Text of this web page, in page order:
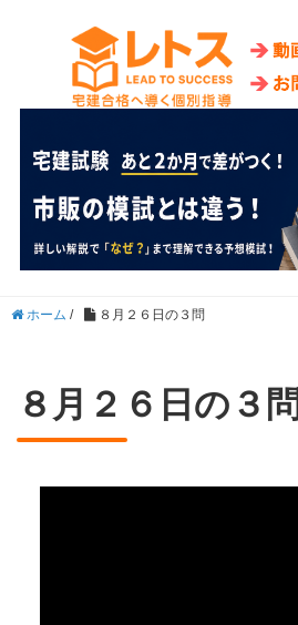
ホーム / ８月２６日の３問
８月２６日の３問